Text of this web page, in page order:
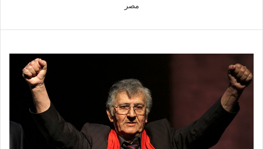
مصر